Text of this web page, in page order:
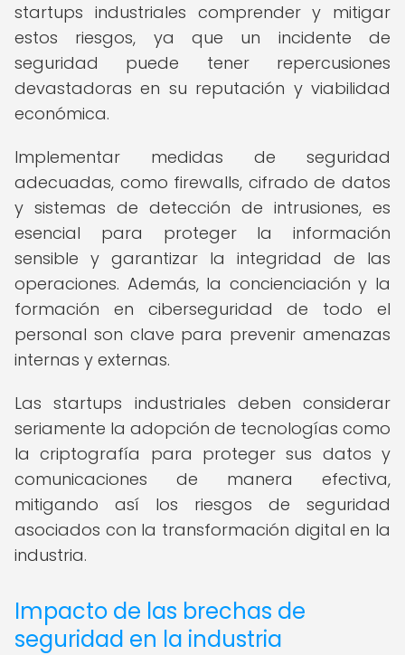
startups industriales comprender y mitigar
estos riesgos, ya que un incidente de
seguridad puede tener repercusiones
devastadoras en su reputación y viabilidad
económica.
Implementar medidas de seguridad
adecuadas, como firewalls, cifrado de datos
y sistemas de detección de intrusiones, es
esencial para proteger la información
sensible y garantizar la integridad de las
operaciones. Además, la concienciación y la
formación en ciberseguridad de todo el
personal son clave para prevenir amenazas
internas y externas.
Las startups industriales deben considerar
seriamente la adopción de tecnologías como
la criptografía para proteger sus datos y
comunicaciones de manera efectiva,
mitigando así los riesgos de seguridad
asociados con la transformación digital en la
industria.
Impacto de las brechas de
seguridad en la industria